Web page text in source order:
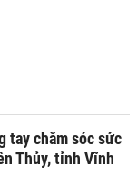
tay chăm sóc sức
Thủy, tỉnh Vĩnh